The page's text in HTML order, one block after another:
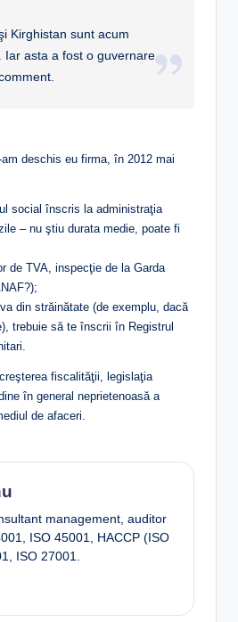
Kirghistan sunt acum
Iar asta a fost o guvernare
deschis eu firma, în 2012 mai
social înscris la administraţia
– nu ştiu durata medie, poate fi
de TVA, inspecţie de la Garda
din străinătate (de exemplu, dacă
trebuie să te înscrii în Registrul
fiscalităţii, legislaţia
în general neprietenoasă a
de afaceri.
management, auditor
ISO 45001, HACCP (ISO
ISO 27001.